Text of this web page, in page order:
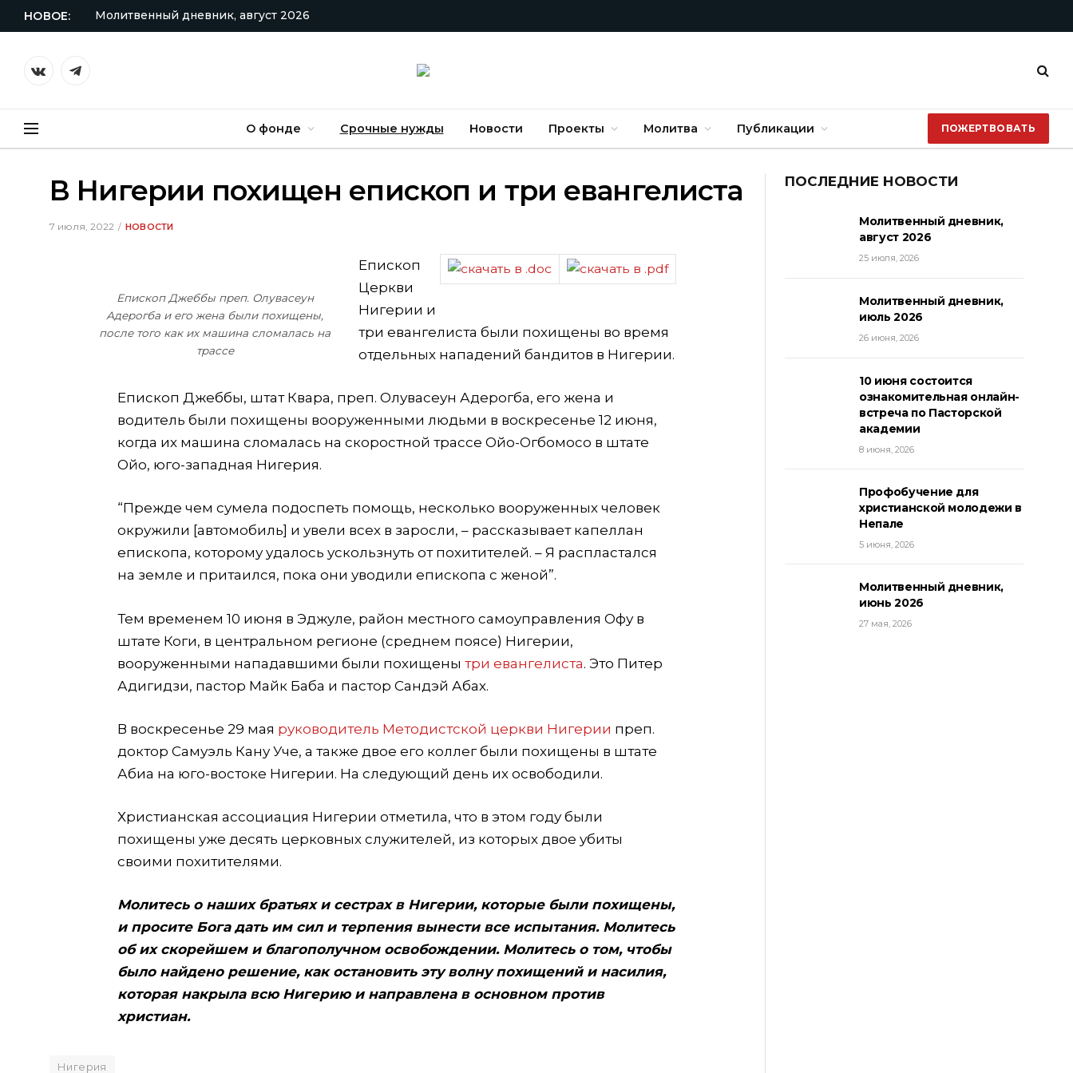
НОВОЕ: Молитвенный дневник, август 2026
VKontakteTelegram
О фонде Срочные нужды Новости Проекты Молитва Публикации ПОЖЕРТВОВАТЬ
В Нигерии похищен епископ и три евангелиста
7 июля, 2022 НОВОСТИ
Епископ Джеббы преп. Олувасеун
Адерогба и его жена были похищены,
после того как их машина сломалась на
трассе
Епископ
Церкви
Нигерии и
три евангелиста были похищены во время
отдельных нападений бандитов в Нигерии.
Епископ Джеббы, штат Квара, преп. Олувасеун Адерогба, его жена и
водитель были похищены вооруженными людьми в воскресенье 12 июня,
когда их машина сломалась на скоростной трассе Ойо-Огбомосо в штате
Ойо, юго-западная Нигерия.
“Прежде чем сумела подоспеть помощь, несколько вооруженных человек
окружили [автомобиль] и увели всех в заросли, – рассказывает капеллан
епископа, которому удалось ускользнуть от похитителей. – Я распластался
на земле и притаился, пока они уводили епископа с женой”.
Тем временем 10 июня в Эджуле, район местного самоуправления Офу в
штате Коги, в центральном регионе (среднем поясе) Нигерии,
вооруженными нападавшими были похищены три евангелиста. Это Питер
Адигидзи, пастор Майк Баба и пастор Сандэй Абах.
В воскресенье 29 мая руководитель Методистской церкви Нигерии преп.
доктор Самуэль Кану Уче, а также двое его коллег были похищены в штате
Абиа на юго-востоке Нигерии. На следующий день их освободили.
Христианская ассоциация Нигерии отметила, что в этом году были
похищены уже десять церковных служителей, из которых двое убиты
своими похитителями.
Молитесь о наших братьях и сестрах в Нигерии, которые были похищены,
и просите Бога дать им сил и терпения вынести все испытания. Молитесь
об их скорейшем и благополучном освобождении. Молитесь о том, чтобы
было найдено решение, как остановить эту волну похищений и насилия,
которая накрыла всю Нигерию и направлена в основном против
христиан.
Нигерия
ПОСЛЕДНИЕ НОВОСТИ
Молитвенный дневник,
август 2026
25 июля, 2026
Молитвенный дневник,
июль 2026
26 июня, 2026
10 июня состоится
ознакомительная онлайн-
встреча по Пасторской
академии
8 июня, 2026
Профобучение для
христианской молодежи в
Непале
5 июня, 2026
Молитвенный дневник,
июнь 2026
27 мая, 2026